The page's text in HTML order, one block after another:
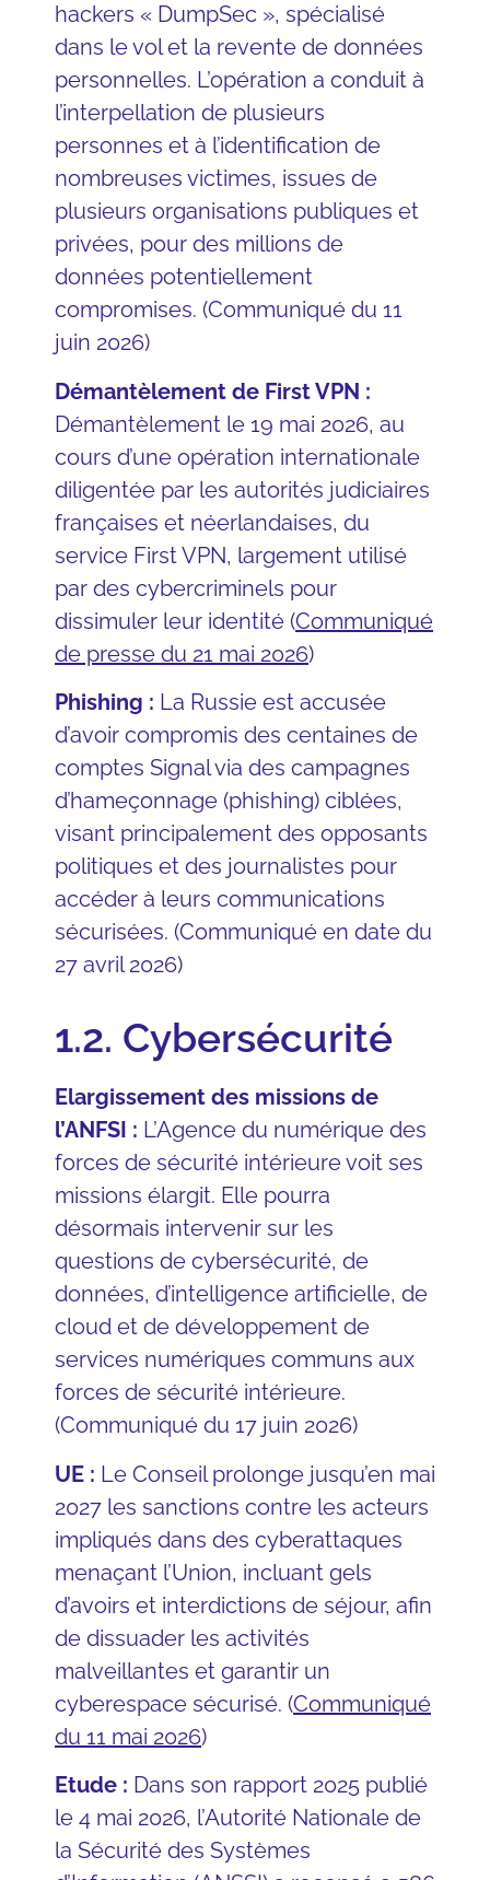
hackers « DumpSec », spécialisé
dans le vol et la revente de données
personnelles. L’opération a conduit à
l’interpellation de plusieurs
personnes et à l’identification de
nombreuses victimes, issues de
plusieurs organisations publiques et
privées, pour des millions de
données potentiellement
compromises. (Communiqué du 11
juin 2026)
Démantèlement de First VPN :
Démantèlement le 19 mai 2026, au
cours d’une opération internationale
diligentée par les autorités judiciaires
françaises et néerlandaises, du
service First VPN, largement utilisé
par des cybercriminels pour
dissimuler leur identité (Communiqué
de presse du 21 mai 2026)
Phishing : La Russie est accusée
d’avoir compromis des centaines de
comptes Signal via des campagnes
d’hameçonnage (phishing) ciblées,
visant principalement des opposants
politiques et des journalistes pour
accéder à leurs communications
sécurisées. (Communiqué en date du
27 avril 2026)
1.2. Cybersécurité
Elargissement des missions de
l’ANFSI : L’Agence du numérique des
forces de sécurité intérieure voit ses
missions élargit. Elle pourra
désormais intervenir sur les
questions de cybersécurité, de
données, d’intelligence artificielle, de
cloud et de développement de
services numériques communs aux
forces de sécurité intérieure.
(Communiqué du 17 juin 2026)
UE : Le Conseil prolonge jusqu’en mai
2027 les sanctions contre les acteurs
impliqués dans des cyberattaques
menaçant l’Union, incluant gels
d’avoirs et interdictions de séjour, afin
de dissuader les activités
malveillantes et garantir un
cyberespace sécurisé. (Communiqué
du 11 mai 2026)
Etude : Dans son rapport 2025 publié
le 4 mai 2026, l’Autorité Nationale de
la Sécurité des Systèmes